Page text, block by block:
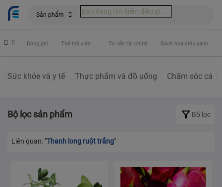
Sản phẩm
Đóng phí Thẻ hội viên Tư vấn tài chính Bách hoá siêu xanh
Sức khỏe và y tế Thực phẩm và đồ uống Chăm sóc cá
Bộ lọc sản phẩm Bộ lọc
Liên quan: "Thanh long ruột trắng"